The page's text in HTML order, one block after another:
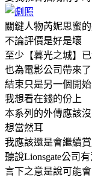
關鍵人物芮妮思蜜
不論評價是好是壞
至少【暮光之城】
也為電影公司帶來
結束只是另一個開始
我想看在錢的份上
本系列的外傳應該
想當然耳
我應該還是會繼續
聽說Lionsgate公司
言下之意是說可能